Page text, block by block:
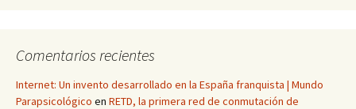
Comentarios recientes
Internet: Un invento desarrollado en la España franquista | Mundo
Parapsicológico en RETD, la primera red de conmutación de